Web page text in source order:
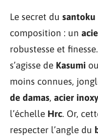
Le secret du santoku
composition : un
robustesse et
s’agisse de Kasumi
moins connues,
de damas, acier
l’échelle Hrc. Or,
respecter l’angle du